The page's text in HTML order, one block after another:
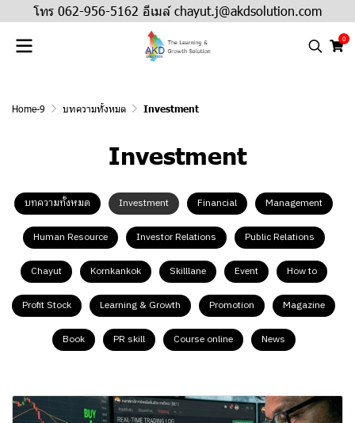
โทร 062-956-5162 อีเมล์ chayut.j@akdsolution.com
0
Home-9 บทความทั้งหมด Investment
Investment
บทความทั้งหมด Investment Financial Management
Human Resource Investor Relations Public Relations
Chayut Kornkankok Skilllane Event How to
Profit Stock Learning & Growth Promotion Magazine
Book PR skill Course online News